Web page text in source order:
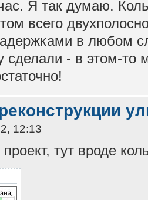
Я так думаю.
всего
в любом
сделали - в этом-то
12:13
тут вроде